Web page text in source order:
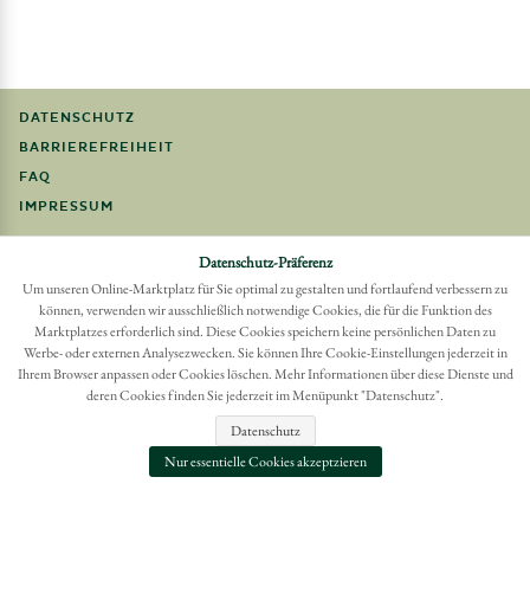
DATENSCHUTZ
BARRIEREFREIHEIT
FAQ
IMPRESSUM
Möchten Sie eine Bestellung widerrufen?
Hier Widerruf mit wenigen Klicks online erreichen
BESTELLUNG WIDERRUFEN
Datenschutz-Präferenz
Um unseren Online-Marktplatz für Sie optimal zu gestalten und fortlaufend verbessern zu
können, verwenden wir ausschließlich notwendige Cookies, die für die Funktion des
Marktplatzes erforderlich sind. Diese Cookies speichern keine persönlichen Daten zu
Werbe- oder externen Analysezwecken. Sie können Ihre Cookie-Einstellungen jederzeit in
Ihrem Browser anpassen oder Cookies löschen. Mehr Informationen über diese Dienste und
deren Cookies finden Sie jederzeit im Menüpunkt "Datenschutz".
Datenschutz
Nur essentielle Cookies akzeptzieren